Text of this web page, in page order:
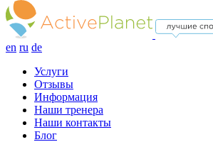
en ru de
Услуги
Отзывы
Информация
Наши тренера
Наши контакты
Блог